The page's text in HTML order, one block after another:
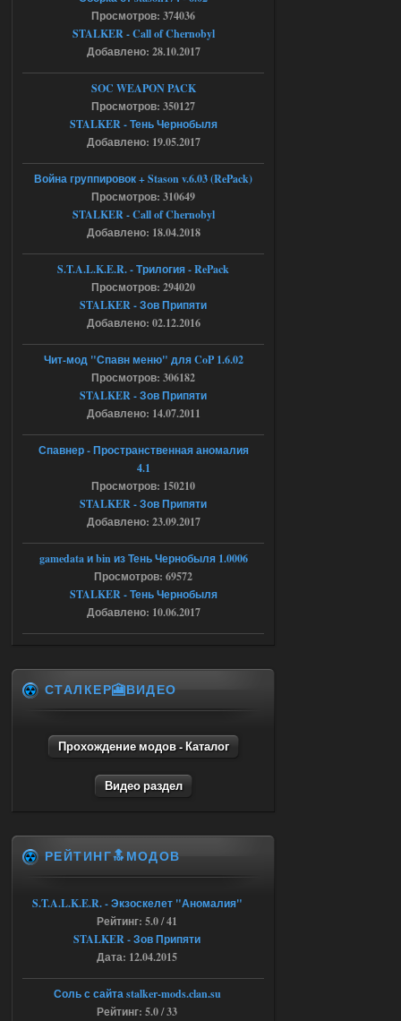
Stalker-Mods-Clan-su
Доступно только для пользователей
Ответить ➤
Объединенный Пак 2 + OGSR +
STCoP WP 3.4
Доступно только для пользователей
Ответить ➤
04.08.2026
Объединенный Пак 2 + OGSR +
STCoP WP 3.4
Доступно только для пользователей
Ответить ➤
Объединенный Пак 2 + OGSR +
STCoP WP 3.4
Stalker-Mods-Clan-su
Доступно только для пользователей
Ответить ➤
04.08.2026
вот ещё этот же трелер с
вашего сайта, https://stalker-
_trejler_2022/2022-11-30-6818
Объединенный Пак 2 + OGSR +
andreyforest1993
+ STCoP WP 3.4, только нет ни каких
анимаций курения и анимаций еды и
экзоча как в трелере
Ответить ➤
04.08.2026
Объединенный Пак 2 + OGSR +
STCoP WP 3.4
Просмотров: 374036
STALKER - Call of Chernobyl
Добавлено: 28.10.2017
SOC WEAPON PACK
Просмотров: 350127
STALKER - Тень Чернобыля
Добавлено: 19.05.2017
Война группировок + Stason v.6.03 (RePack)
Просмотров: 310649
STALKER - Call of Chernobyl
Добавлено: 18.04.2018
S.T.A.L.K.E.R. - Трилогия - RePack
Просмотров: 294020
STALKER - Зов Припяти
Добавлено: 02.12.2016
Чит-мод "Спавн меню" для CoP 1.6.02
Просмотров: 306182
STALKER - Зов Припяти
Добавлено: 14.07.2011
Спавнер - Пространственная аномалия
4.1
Просмотров: 150210
STALKER - Зов Припяти
Добавлено: 23.09.2017
gamedata и bin из Тень Чернобыля 1.0006
Просмотров: 69572
STALKER - Тень Чернобыля
Добавлено: 10.06.2017
СТАЛКЕР🎦ВИДЕО
Прохождение модов - Каталог
Видео раздел
РЕЙТИНГ🔝МОДОВ
S.T.A.L.K.E.R. - Экзоскелет "Аномалия"
Рейтинг: 5.0 / 41
STALKER - Зов Припяти
Дата: 12.04.2015
Соль с сайта stalker-mods.clan.su
Рейтинг: 5.0 / 33